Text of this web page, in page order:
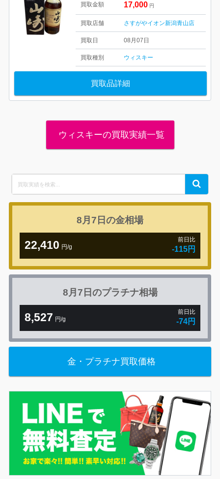
買取金額 17,000 円
買取店舗 さすがやイオン新潟青山店
買取日 08月07日
買取種別 ウィスキー
買取品詳細
ウィスキーの買取実績一覧
for:
Search
8月7日の金相場
22,410 円/g
前日比
-115円
8月7日のプラチナ相場
8,527 円/g
前日比
-74円
金・プラチナ買取価格